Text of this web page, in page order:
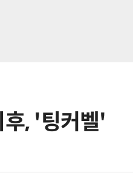
, '팅커벨'